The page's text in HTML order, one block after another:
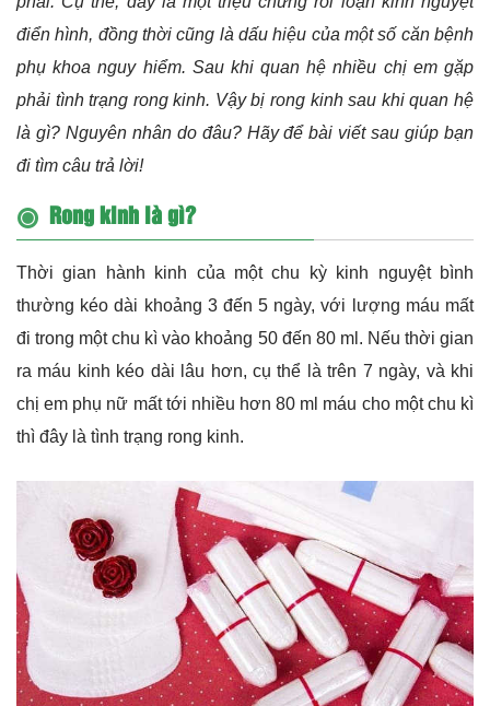
điển hình, đồng thời cũng là dấu hiệu của một số căn bệnh
phụ khoa nguy hiểm. Sau khi quan hệ nhiều chị em gặp
phải tình trạng rong kinh. Vậy bị rong kinh sau khi quan hệ
là gì? Nguyên nhân do đâu? Hãy để bài viết sau giúp bạn
đi tìm câu trả lời!
Rong kinh là gì?
Thời gian hành kinh của một chu kỳ kinh nguyệt bình
thường kéo dài khoảng 3 đến 5 ngày, với lượng máu mất
đi trong một chu kì vào khoảng 50 đến 80 ml. Nếu thời gian
ra máu kinh kéo dài lâu hơn, cụ thể là trên 7 ngày, và khi
chị em phụ nữ mất tới nhiều hơn 80 ml máu cho một chu kì
thì đây là tình trạng rong kinh.